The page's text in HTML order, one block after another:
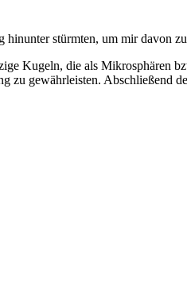
hinunter stürmten, um mir davon
Kugeln, die als Mikrosphären
zu gewährleisten. Abschließend